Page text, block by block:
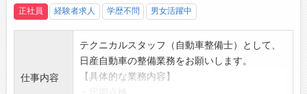
自動車や建設機械の整備経験がある方は優遇い
たします。
・経験者の方は、これまでの経験が活かせる仕
事です◎
・未経験の方でも、しっかりとサポートいたし
ます！
正社員 経験者求人 学歴不問 男女活躍中
仕事内容
テクニカルスタッフ（自動車整備士）として、
日産自動車の整備業務をお願いします。
【具体的な業務内容】